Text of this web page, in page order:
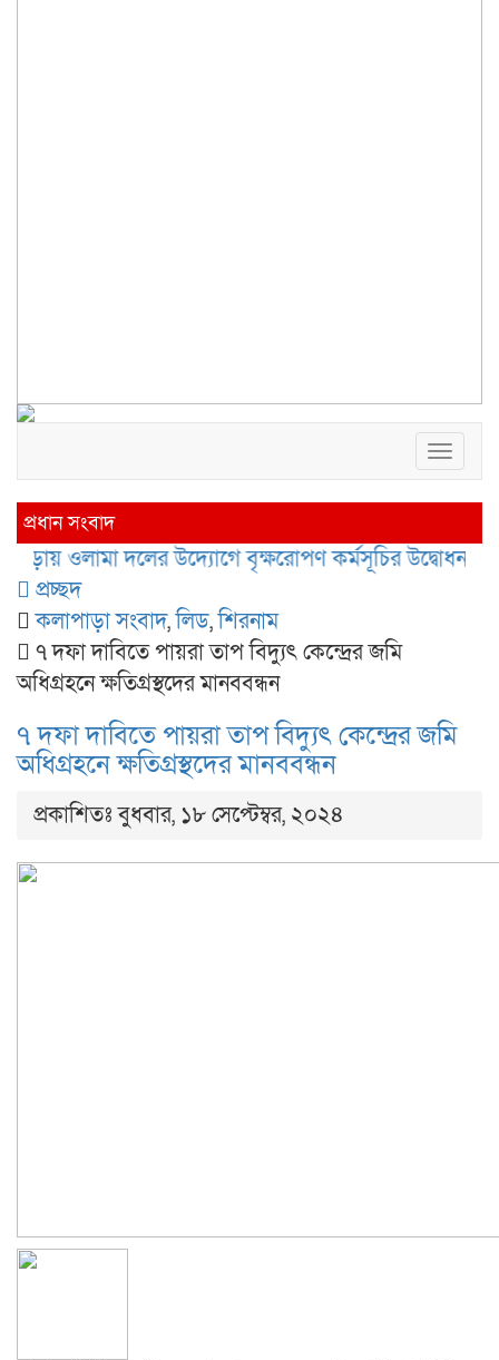
প্রধান সংবাদ
ওলামা দলের উদ্যোগে বৃক্ষরোপণ কর্মসূচির উদ্বোধন
প্রচ্ছদ
কলাপাড়া সংবাদ,লিড,শিরনাম
৭ দফা দাবিতে পায়রা তাপ বিদ্যুৎ কেন্দ্রের জমি
অধিগ্রহনে ক্ষতিগ্রস্থদের মানববন্ধন
৭ দফা দাবিতে পায়রা তাপ বিদ্যুৎ কেন্দ্রের জমি
অধিগ্রহনে ক্ষতিগ্রস্থদের মানববন্ধন
প্রকাশিতঃ বুধবার, ১৮ সেপ্টেম্বর, ২০২৪